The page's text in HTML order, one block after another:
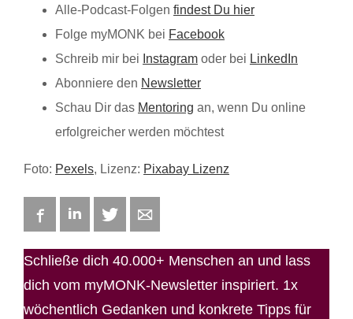
Alle-Podcast-Folgen findest Du hier
Folge myMONK bei Facebook
Schreib mir bei Instagram oder bei LinkedIn
Abonniere den Newsletter
Schau Dir das Mentoring an, wenn Du online
erfolgreicher werden möchtest
Foto: Pexels, Lizenz: Pixabay Lizenz
FacebookLinkedIn Twitter
Schließe dich 40.000+ Menschen an und lass
dich vom myMONK-Newsletter inspiriert. 1x
wöchentlich Gedanken und konkrete Tipps für